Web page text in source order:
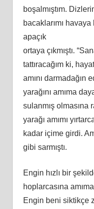
boşalmıştım.
bacaklarımı havaya
apaçık
ortaya çıkmıştı.
tattıracağım ki,
amını darmadağın
yarağını amıma
sulanmış olmasına
yarağı amımı
kadar içime girdi.
gibi sarmıştı.
Engin hızlı bir
hoplarcasına am
Engin beni siktikçe